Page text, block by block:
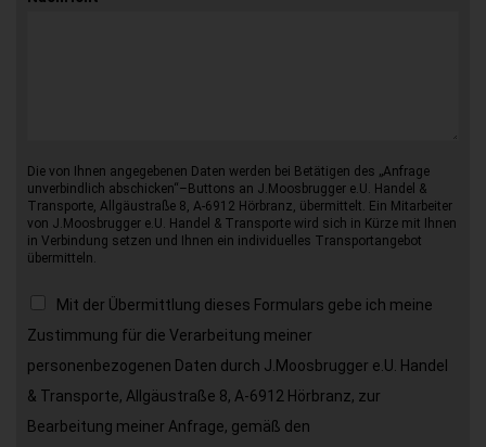
Die von Ihnen angegebenen Daten werden bei Betätigen des „Anfrage
unverbindlich abschicken“–Buttons an J.Moosbrugger e.U. Handel &
Transporte, Allgäustraße 8, A-6912 Hörbranz, übermittelt. Ein Mitarbeiter
von J.Moosbrugger e.U. Handel & Transporte wird sich in Kürze mit Ihnen
in Verbindung setzen und Ihnen ein individuelles Transportangebot
übermitteln.
Mit der Übermittlung dieses Formulars gebe ich meine
Zustimmung für die Verarbeitung meiner
personenbezogenen Daten durch J.Moosbrugger e.U. Handel
& Transporte, Allgäustraße 8, A-6912 Hörbranz, zur
Bearbeitung meiner Anfrage, gemäß den